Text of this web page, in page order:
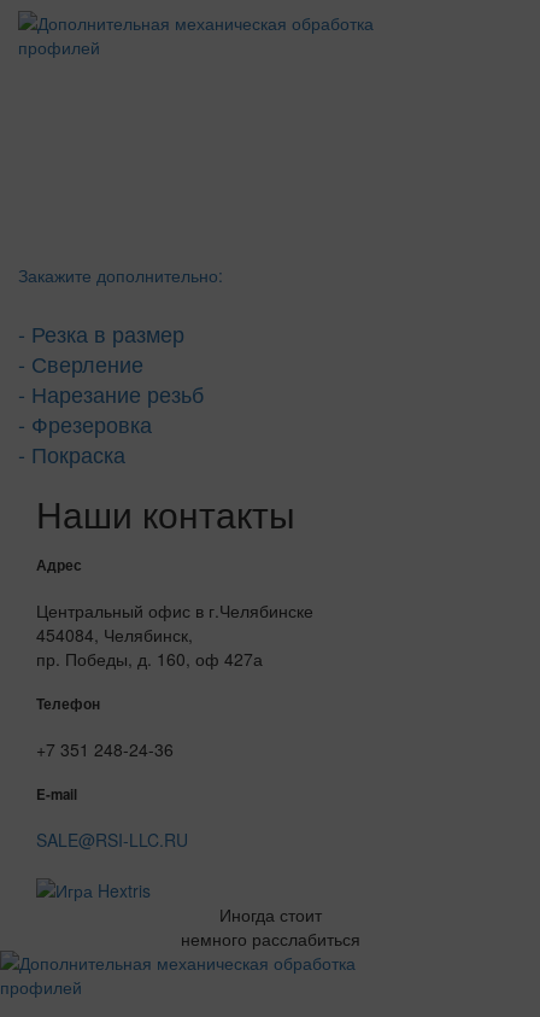
Закажите дополнительно:
- Резка в размер
- Сверление
- Нарезание резьб
- Фрезеровка
- Покраска
Наши контакты
Адрес
Центральный офис в г.Челябинске
454084, Челябинск,
пр. Победы, д. 160, оф 427а
Телефон
+7 351 248-24-36
E-mail
SALE@RSI-LLC.RU
Иногда стоит
немного расслабиться